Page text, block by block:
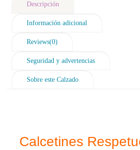
Descripción
Información adicional
Reviews(0)
Seguridad y advertencias
Sobre este Calzado
Calcetines